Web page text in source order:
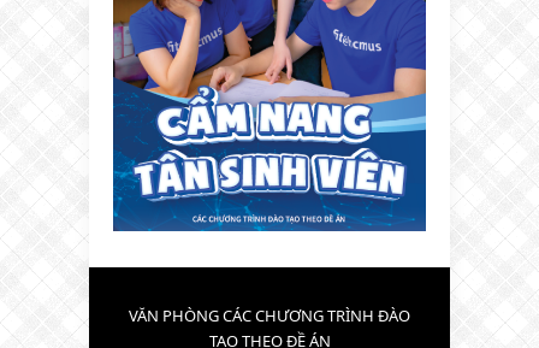
VĂN PHÒNG CÁC CHƯƠNG TRÌNH ĐÀO
TẠO THEO ĐỀ ÁN